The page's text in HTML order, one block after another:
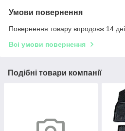
Умови повернення
Повернення товару впродовж 14
Всі умови повернення
Подібні товари компанії